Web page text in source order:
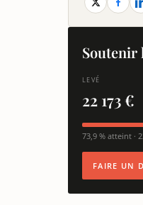
Soutenir
LEVÉ
22 173 €
73,9 % atteint ·
FAIRE UN